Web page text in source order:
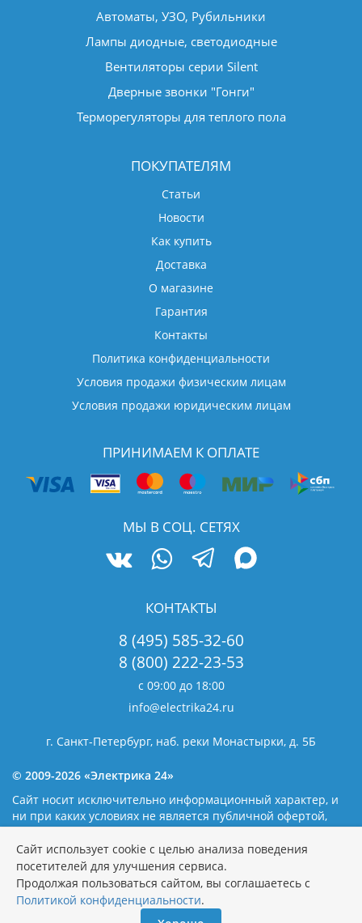
Автоматы, УЗО, Рубильники
Лампы диодные, светодиодные
Вентиляторы серии Silent
Дверные звонки "Гонги"
Терморегуляторы для теплого пола
ПОКУПАТЕЛЯМ
Статьи
Новости
Как купить
Доставка
О магазине
Гарантия
Контакты
Политика конфиденциальности
Условия продажи физическим лицам
Условия продажи юридическим лицам
ПРИНИМАЕМ К ОПЛАТЕ
МЫ В СОЦ. СЕТЯХ
КОНТАКТЫ
8 (495) 585-32-60
8 (800) 222-23-53
с 09:00 до 18:00
info@electrika24.ru
г. Санкт-Петербург, наб. реки Монастырки, д. 5Б
© 2009-2026 «Электрика 24»
Сайт носит исключительно информационный характер, и
ни при каких условиях не является публичной офертой,
кодекса Российской Федерации. Наличие и цены уточняйте
у наших операторов.Политика обработки персональных
данных
Сайт использует cookie с целью анализа поведения
посетителей для улучшения сервиса.
Продолжая пользоваться сайтом, вы соглашаетесь с
Политикой конфиденциальности.